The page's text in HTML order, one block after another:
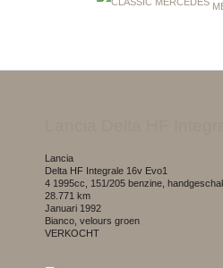
Lancia
Delta HF Integrale 16v Evo1
4 1995cc, 151/205 benzine,
28.771 km
januari 1992
Bianco, velours groen
VERKOCHT